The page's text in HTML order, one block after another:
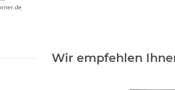
Wir empfehlen